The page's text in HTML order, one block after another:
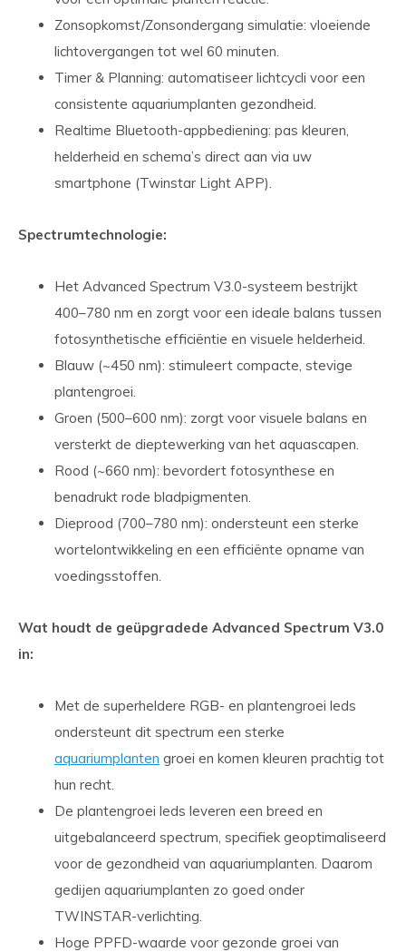
Zonsopkomst/Zonsondergang simulatie: vloeiende
lichtovergangen tot wel 60 minuten.
Timer & Planning: automatiseer lichtcycli voor een
consistente aquariumplanten gezondheid.
Realtime Bluetooth-appbediening: pas kleuren,
helderheid en schema’s direct aan via uw
smartphone (Twinstar Light APP).
Spectrumtechnologie:
Het Advanced Spectrum V3.0-systeem bestrijkt
400–780 nm en zorgt voor een ideale balans tussen
fotosynthetische efficiëntie en visuele helderheid.
Blauw (~450 nm): stimuleert compacte, stevige
plantengroei.
Groen (500–600 nm): zorgt voor visuele balans en
versterkt de dieptewerking van het aquascapen.
Rood (~660 nm): bevordert fotosynthese en
benadrukt rode bladpigmenten.
Dieprood (700–780 nm): ondersteunt een sterke
wortelontwikkeling en een efficiënte opname van
voedingsstoffen.
Wat houdt de geüpgradede Advanced Spectrum V3.0
in:
Met de superheldere RGB- en plantengroei leds
ondersteunt dit spectrum een sterke
aquariumplanten groei en komen kleuren prachtig tot
hun recht.
De plantengroei leds leveren een breed en
uitgebalanceerd spectrum, specifiek geoptimaliseerd
voor de gezondheid van aquariumplanten. Daarom
gedijen aquariumplanten zo goed onder
TWINSTAR-verlichting.
Hoge PPFD-waarde voor gezonde groei van